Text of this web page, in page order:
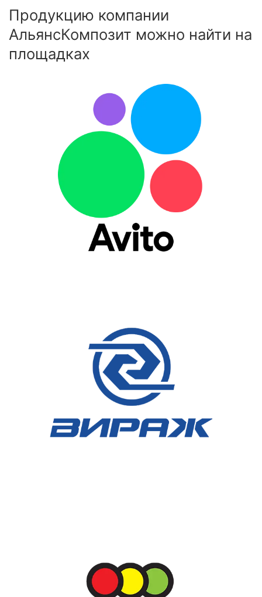
Продукцию компании
АльянсКомпозит можно найти на
площадках